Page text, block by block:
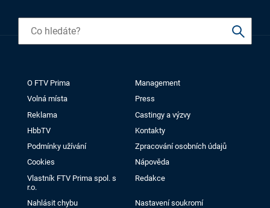
O FTV Prima
Management
Volná místa
Press
Reklama
Castingy a výzvy
HbbTV
Kontakty
Podmínky užívání
Zpracování osobních údajů
Cookies
Nápověda
Vlastník FTV Prima spol. s
r.o.
Redakce
Nahlásit chybu Nastavení soukromí